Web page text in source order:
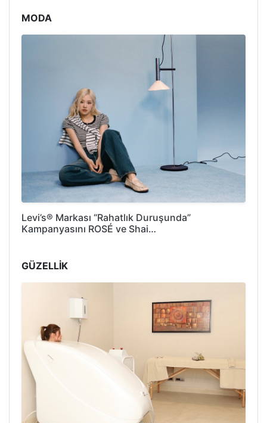
MODA
Levi’s® Markası “Rahatlık Duruşunda”
Kampanyasını ROSÉ ve Shai…
GÜZELLİK